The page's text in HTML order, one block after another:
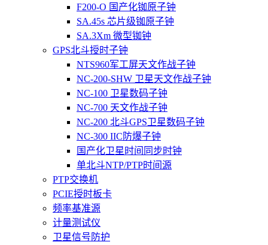
F200-O 国产化铷原子钟
SA.45s 芯片级铷原子钟
SA.3Xm 微型铷钟
GPS北斗授时子钟
NTS960军工屏天文作战子钟
NC-200-SHW 卫星天文作战子钟
NC-100 卫星数码子钟
NC-700 天文作战子钟
NC-200 北斗GPS卫星数码子钟
NC-300 IIC防爆子钟
国产化卫星时间同步时钟
单北斗NTP/PTP时间源
PTP交换机
PCIE授时板卡
频率基准源
计量测试仪
卫星信号防护